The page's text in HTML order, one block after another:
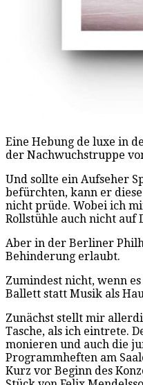
Eine Hebung de luxe in
der Nachwuchstruppe
Und sollte ein Aufseher
befürchten, kann er
nicht prüde. Wobei ich
Rollstühle auch nicht auf
Aber in der Berliner
Behinderung erlaubt.
Zumindest nicht, wenn
Ballett statt Musik als
Zunächst stellt mir
Tasche, als ich eintrete.
monieren und auch die
Programmheften am
Kurz vor Beginn des